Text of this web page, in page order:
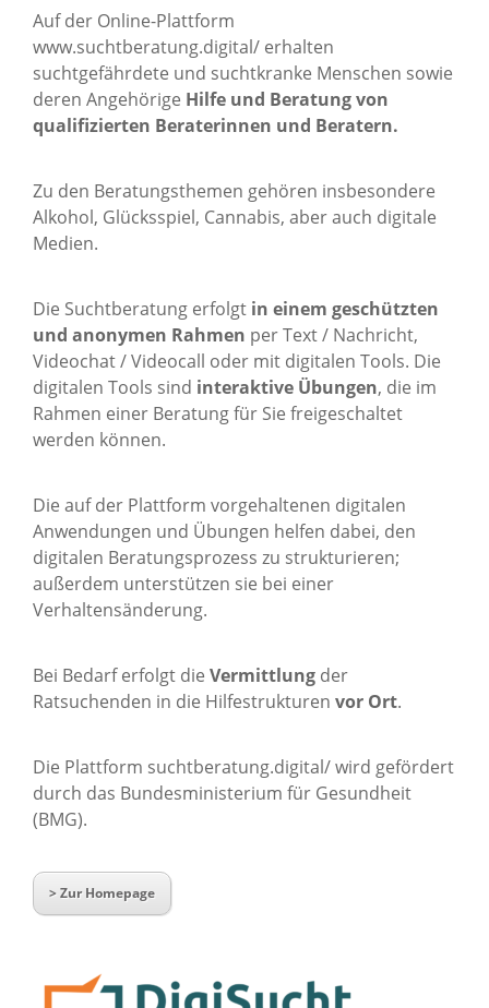
Auf der Online-Plattform
www.suchtberatung.digital/ erhalten
suchtgefährdete und suchtkranke Menschen sowie
deren Angehörige Hilfe und Beratung von
qualifizierten Beraterinnen und Beratern.
Zu den Beratungsthemen gehören insbesondere
Alkohol, Glücksspiel, Cannabis, aber auch digitale
Medien.
Die Suchtberatung erfolgt in einem geschützten
und anonymen Rahmen per Text / Nachricht,
Videochat / Videocall oder mit digitalen Tools. Die
digitalen Tools sind interaktive Übungen, die im
Rahmen einer Beratung für Sie freigeschaltet
werden können.
Die auf der Plattform vorgehaltenen digitalen
Anwendungen und Übungen helfen dabei, den
digitalen Beratungsprozess zu strukturieren;
außerdem unterstützen sie bei einer
Verhaltensänderung.
Bei Bedarf erfolgt die Vermittlung der
Ratsuchenden in die Hilfestrukturen vor Ort.
Die Plattform suchtberatung.digital/ wird gefördert
durch das Bundesministerium für Gesundheit
(BMG).
> Zur Homepage